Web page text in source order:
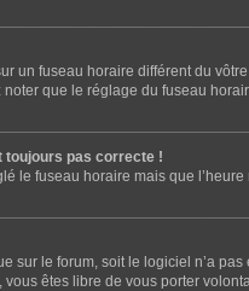
un fuseau horaire différent du
que le réglage du fuseau
toujours pas correcte !
le fuseau horaire mais que
sur le forum, soit le logiciel n’a
êtes libre de vous porter